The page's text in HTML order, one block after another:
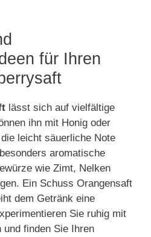
für Ihren
lässt sich auf vielfältige
ihn mit Honig oder
leicht säuerliche Note
aromatische
wie Zimt, Nelken
Ein Schuss Orangensaft
dem Getränk eine
Sie ruhig mit
finden Sie Ihren